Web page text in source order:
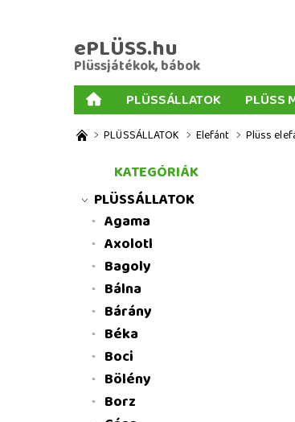
ePLÜSS.hu
Plüssjátékok, bábok
PLÜSSÁLLATOK PLÜSS
AJÁNDÉKOK PLÜSSÖKHÖZ
MENNYISÉGI KEDVEZMÉNYEK
PLÜSSÁLLATOK Elefánt Plüss
KATEGÓRIÁK
PLÜSSÁLLATOK
Agama
Axolotl
Bagoly
Bálna
Bárány
Béka
Boci
Bölény
Borz